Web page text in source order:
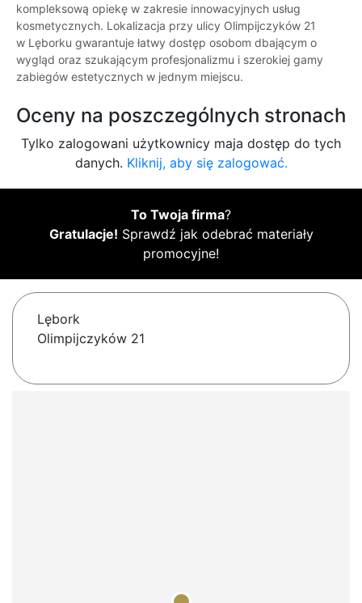
kompleksową opiekę w zakresie innowacyjnych usług
kosmetycznych. Lokalizacja przy ulicy Olimpijczyków 21
w Lęborku gwarantuje łatwy dostęp osobom dbającym o
wygląd oraz szukającym profesjonalizmu i szerokiej gamy
zabiegów estetycznych w jednym miejscu.
Oceny na poszczególnych stronach
Tylko zalogowani użytkownicy maja dostęp do tych
danych. Kliknij, aby się zalogować.
To Twoja firma?
Gratulacje! Sprawdź jak odebrać materiały
promocyjne!
Lębork
Olimpijczyków 21